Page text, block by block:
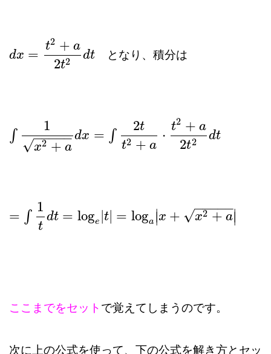
dx =
t2 + a
2t2 dt
dx= t2 +a2t2dt となり、積分は
∫
1
x2 + a
− −
−−−
√
dx = ∫
2t
t2 + a
⋅
t2 + a
2t2 dt
1 x2+adx=∫2tt2+ a⋅t 2+ a2t2dt
= ∫
1
t
dt = loge t| = loga ∣x + x2 + a
− −
−−−
√ ∣
=∫1 td t=log e|t =loga|x +x 2+a|
ここまでをセット で覚えてしまうのです。
次に上の公式を使って、下の公式を解き方とセッ